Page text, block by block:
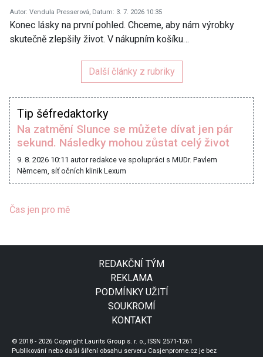
Autor: Vendula Presserová, Datum: 3. 7. 2026 10:35
Konec lásky na první pohled. Chceme, aby nám výrobky
skutečně zlepšily život. V nákupním košíku…
Další články z rubriky
Tip šéfredaktorky
Na zatmění Slunce se můžete dívat jen pár
sekund. Následky mohou zůstat celý život
9. 8. 2026 10:11 autor redakce ve spolupráci s MUDr. Pavlem
Němcem, síť očních klinik Lexum
Čas jen pro mě
REDAKČNÍ TÝM
REKLAMA
PODMÍNKY UŽITÍ
SOUKROMÍ
KONTAKT
© 2018 - 2026 Copyright Laurits Group s. r. o., ISSN 2571-1261
Publikování nebo další šíření obsahu serveru Casjenprome.cz je bez